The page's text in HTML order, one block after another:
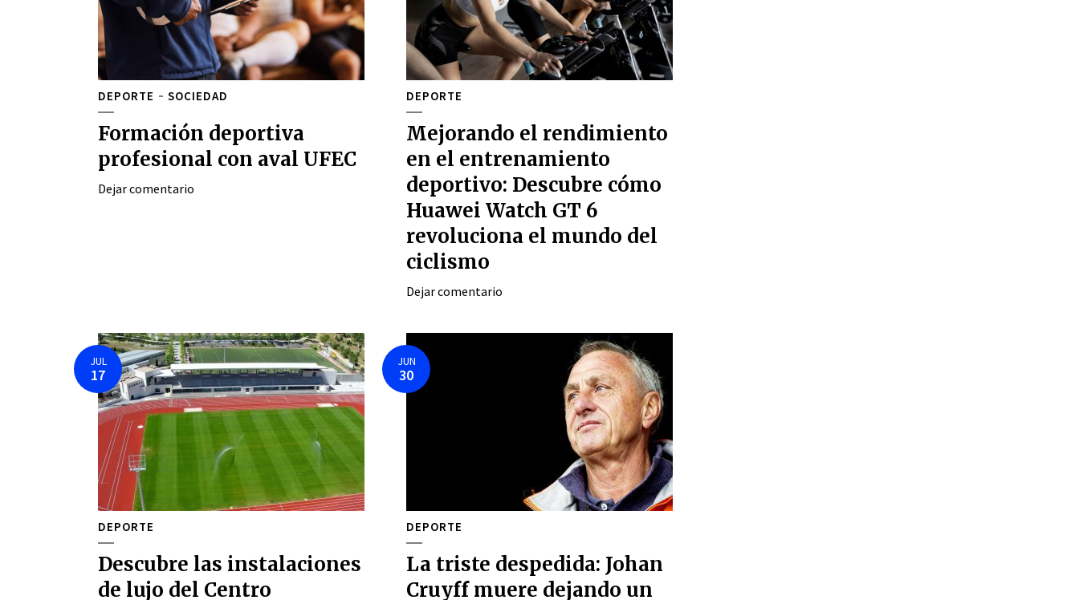
DEPORTE SOCIEDAD
Formación deportiva
profesional con aval UFEC
Dejar comentario
DEPORTE
Mejorando el rendimiento
en el entrenamiento
deportivo: Descubre cómo
Huawei Watch GT 6
revoluciona el mundo del
ciclismo
Dejar comentario
JUL
17
DEPORTE
Descubre las instalaciones
de lujo del Centro
JUN
30
DEPORTE
La triste despedida: Johan
Cruyff muere dejando un